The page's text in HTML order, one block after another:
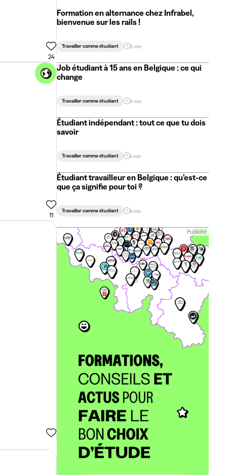
24
11
Formation en alternance chez Infrabel,
bienvenue sur les rails !
Travailler comme étudiant 3 min
Job étudiant à 15 ans en Belgique : ce qui
change
Travailler comme étudiant 3 min
Étudiant indépendant : tout ce que tu dois
savoir
Travailler comme étudiant 4 min
Étudiant travailleur en Belgique : qu’est-ce
que ça signifie pour toi ?
Travailler comme étudiant 4 min
Publicité